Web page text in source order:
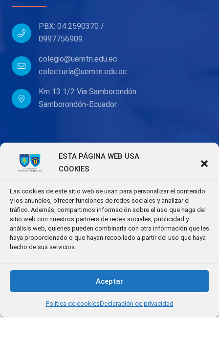
ESTA PÁGINA WEB USA
COOKIES
Las cookies de este sitio web se usan para personalizar el contenido
y los anuncios, ofrecer funciones de redes sociales y analizar el
tráfico. Además, compartimos información sobre el uso que haga del
sitio web con nuestros partners de redes sociales, publicidad y
análisis web, quienes pueden combinarla con otra información que les
haya proporcionado o que hayan recopilado a partir del uso que haya
hecho de sus servicios.
Aceptar
Política de cookiesDeclaración de privacidad
PBX: 04 2590370 /
0997756909
colegio@uemtn.edu.ec
colecturía@uemtn.edu.ec
Km 13 1/2 Via Samborondón
Samborondón-Ecuador